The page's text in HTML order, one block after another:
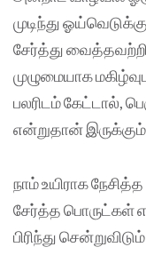
முடிந்து
சேர்த்து
முழுமையாக
பலரிடம் கேட்டால்,
என்றுதான்
நாம் உயிராக
சேர்த்த பொருட்கள்
பிரிந்து